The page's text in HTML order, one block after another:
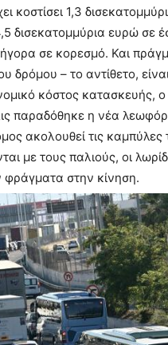
κοστίσει 1,3
δισεκατομμύρια ευρώ σε
σε κορεσμό. Και
δρόμου – το αντίθετο,
κόστος κατασκευής,
παραδόθηκε η νέα
ακολουθεί τις
με τους παλιούς, οι
φράγματα στην κίνηση.